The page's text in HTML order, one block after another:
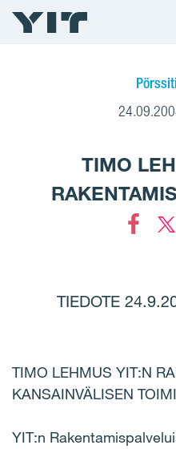
TIMO
TIEDOTE
TIMO LEHMUS YIT:N
KANSAINVÄLISEN
YIT:n